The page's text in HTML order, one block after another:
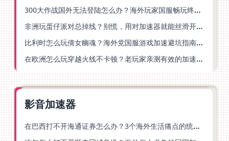
300大作战国外无法登陆怎么办？海外玩家国服畅玩终极指南（附实测推荐）
非洲玩蛋仔派对总掉线？别慌，用对加速器就能丝滑开跑！
比利时怎么玩倩女幽魂？海外党国服游戏加速避坑指南（附实测推荐）
在欧洲怎么玩穿越火线不卡顿？老玩家亲测有效的加速器选择指南
影音加速器
在巴西打不开海通证券怎么办？3个海外生活痛点的统一解决方案